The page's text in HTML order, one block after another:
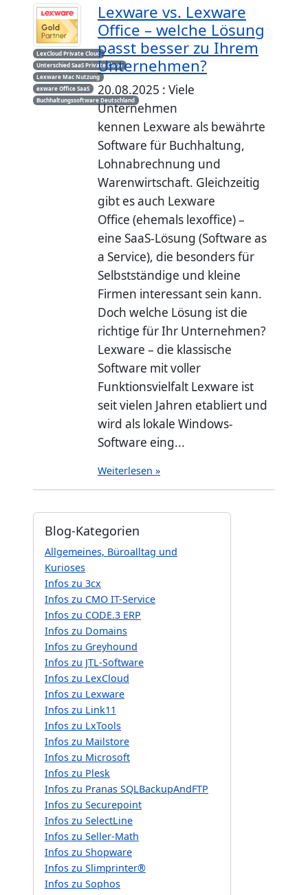
LexCloud Private Cloud
Unterschied SaaS Private Cloud
Lexware Mac Nutzung
exware Office SaaS
Buchhaltungssoftware Deutschland
Lexware vs. Lexware
Office – welche Lösung
passt besser zu Ihrem
Unternehmen?
20.08.2025 : Viele
Unternehmen
kennen Lexware als bewährte
Software für Buchhaltung,
Lohnabrechnung und
Warenwirtschaft. Gleichzeitig
gibt es auch Lexware
Office (ehemals lexoffice) –
eine SaaS-Lösung (Software as
a Service), die besonders für
Selbstständige und kleine
Firmen interessant sein kann.
Doch welche Lösung ist die
richtige für Ihr Unternehmen?
Lexware – die klassische
Software mit voller
Funktionsvielfalt Lexware ist
seit vielen Jahren etabliert und
wird als lokale Windows-
Software eing...
Weiterlesen »
Blog-Kategorien
Allgemeines, Büroalltag und
Kurioses
Infos zu 3cx
Infos zu CMO IT-Service
Infos zu CODE.3 ERP
Infos zu Domains
Infos zu Greyhound
Infos zu JTL-Software
Infos zu LexCloud
Infos zu Lexware
Infos zu Link11
Infos zu LxTools
Infos zu Mailstore
Infos zu Microsoft
Infos zu Plesk
Infos zu Pranas SQLBackupAndFTP
Infos zu Securepoint
Infos zu SelectLine
Infos zu Seller-Math
Infos zu Shopware
Infos zu Slimprinter®
Infos zu Sophos